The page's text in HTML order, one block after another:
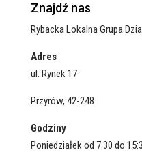
Znajdź nas
Rybacka Lokalna Grupa
Adres
ul. Rynek 17
Przyrów, 42-248
Godziny
Poniedziałek od 7:30 do